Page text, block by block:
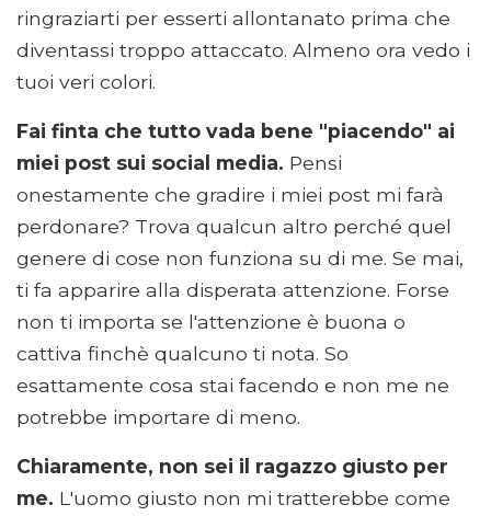
ringraziarti per esserti allontanato prima che
diventassi troppo attaccato. Almeno ora vedo i
tuoi veri colori.
Fai finta che tutto vada bene "piacendo" ai
miei post sui social media. Pensi
onestamente che gradire i miei post mi farà
perdonare? Trova qualcun altro perché quel
genere di cose non funziona su di me. Se mai,
ti fa apparire alla disperata attenzione. Forse
non ti importa se l'attenzione è buona o
cattiva finchè qualcuno ti nota. So
esattamente cosa stai facendo e non me ne
potrebbe importare di meno.
Chiaramente, non sei il ragazzo giusto per
me. L'uomo giusto non mi tratterebbe come